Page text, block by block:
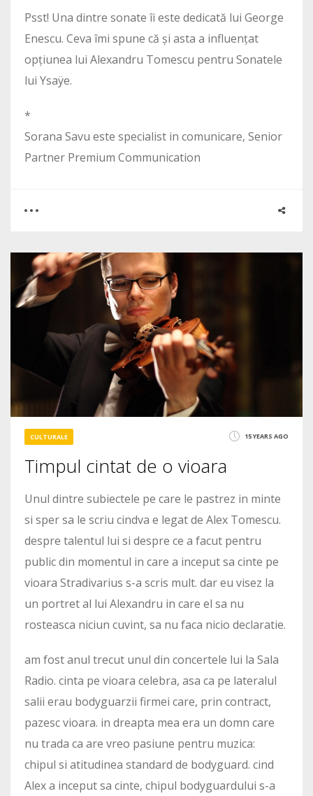
Psst! Una dintre sonate îi este dedicată lui George
Enescu. Ceva îmi spune că și asta a influențat
opțiunea lui Alexandru Tomescu pentru Sonatele
lui Ysaÿe.
*
Sorana Savu este specialist in comunicare, Senior
Partner Premium Communication
0
4131
CULTURALE 15 YEARS AGO
Timpul cintat de o vioara
Unul dintre subiectele pe care le pastrez in minte
si sper sa le scriu cindva e legat de Alex Tomescu.
despre talentul lui si despre ce a facut pentru
public din momentul in care a inceput sa cinte pe
vioara Stradivarius s-a scris mult. dar eu visez la
un portret al lui Alexandru in care el sa nu
rosteasca niciun cuvint, sa nu faca nicio declaratie.
am fost anul trecut unul din concertele lui la Sala
Radio. cinta pe vioara celebra, asa ca pe lateralul
salii erau bodyguarzii firmei care, prin contract,
pazesc vioara. in dreapta mea era un domn care
nu trada ca are vreo pasiune pentru muzica:
chipul si atitudinea standard de bodyguard. cind
Alex a inceput sa cinte, chipul bodyguardului s-a